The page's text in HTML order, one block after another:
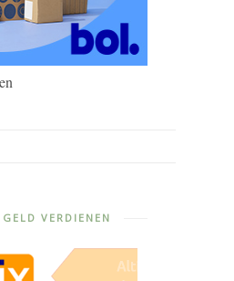
VERDIENEN